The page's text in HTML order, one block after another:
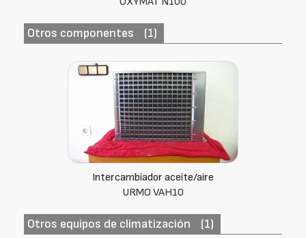
Otros componentes (1)
Intercambiador aceite/aire
URMO VAH10
Otros equipos de climatización (1)